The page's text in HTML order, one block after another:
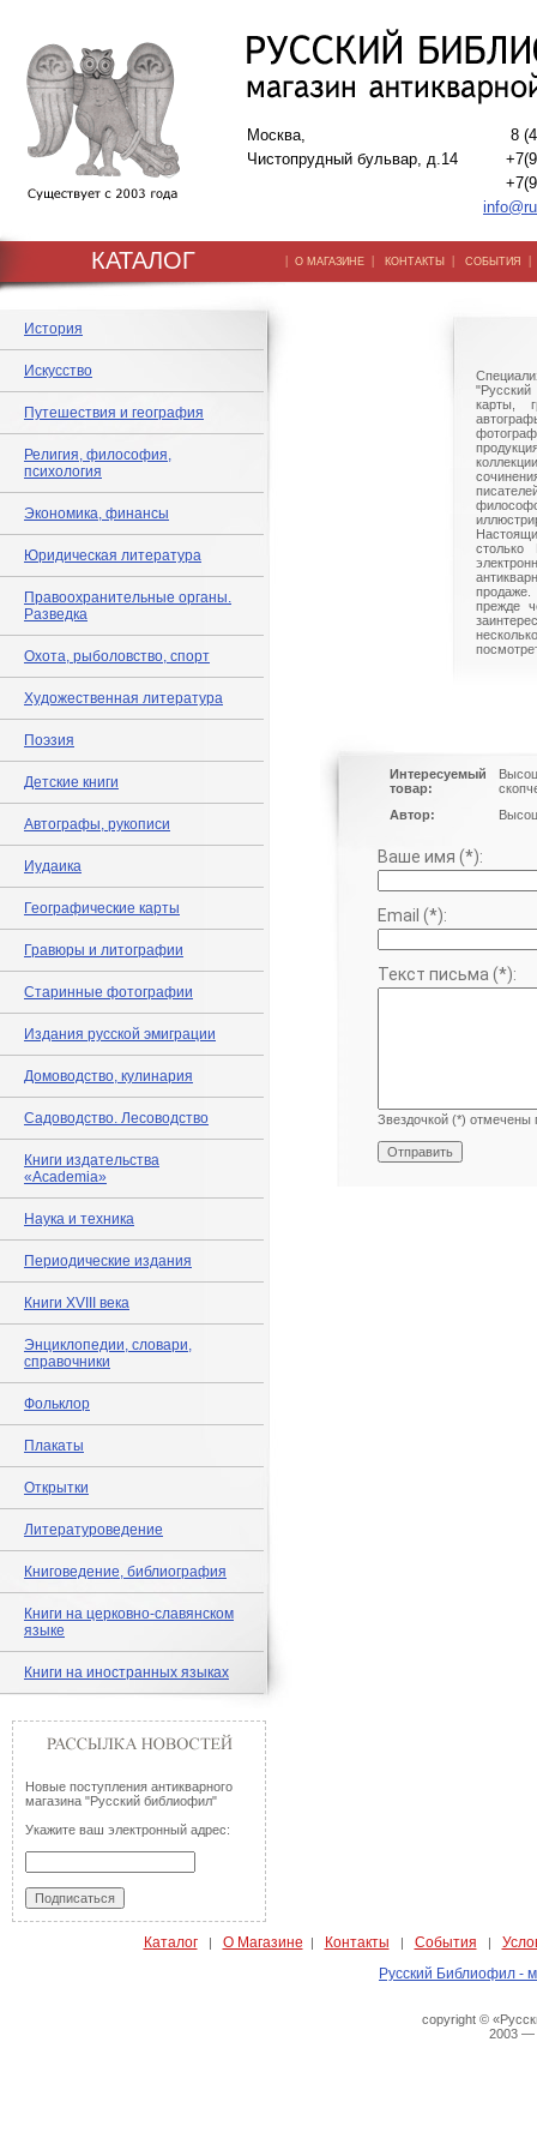
Москва,
Чистопрудный бульвар, д.14
8
КАТАЛОГ | О МАГАЗИНЕ | КОНТАКТЫ | СОБЫТИЯ
История
Искусство
Путешествия и география
Религия, философия,
психология
Экономика, финансы
Юридическая литература
Правоохранительные органы.
Разведка
Охота, рыболовство, спорт
Художественная литература
Поэзия
Детские книги
Автографы, рукописи
Иудаика
Географические карты
Гравюры и литографии
Старинные фотографии
Издания русской эмиграции
Домоводство, кулинария
Садоводство. Лесоводство
Книги издательства
«Academia»
Наука и техника
Периодические издания
Книги XVIII века
Энциклопедии, словари,
справочники
Фольклор
Плакаты
Открытки
Литературоведение
Книговедение, библиография
Книги на церковно-славянском
языке
Книги на иностранных языках
Новые поступления антикварного
магазина "Русский библиофил"
Укажите ваш электронный адрес:
"Русский
карты,
столько
прежде
Интересуемый
товар:
Автор:
Ваше имя (*):
Email (*):
Текст письма (*):
Звездочкой (*) отмечены
Каталог| О Магазине | Контакты | События |
Русский Библиофил -
copyright ©
2003 —